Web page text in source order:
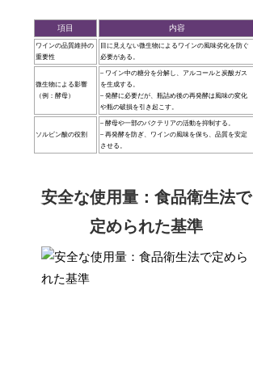
項目 内容
ワインの品質維持の
重要性
目に見えない微生物によるワインの風味劣化を防ぐ
必要がある。
微生物による影響
（例：酵母）
– ワイン中の糖分を分解し、アルコールと炭酸ガス
を生成する。
– 発酵に必要だが、瓶詰め後の再発酵は風味の変化
や瓶の破損を引き起こす。
ソルビン酸の役割
– 酵母や一部のバクテリアの活動を抑制する。
– 再発酵を防ぎ、ワインの風味を保ち、品質を安定
させる。
安全な使用量：食品衛生法で
定められた基準